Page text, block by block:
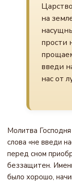
на
прости
введи
нас от
Молитва
слова «не введи
перед сном
беззащитен.
было хорошо,